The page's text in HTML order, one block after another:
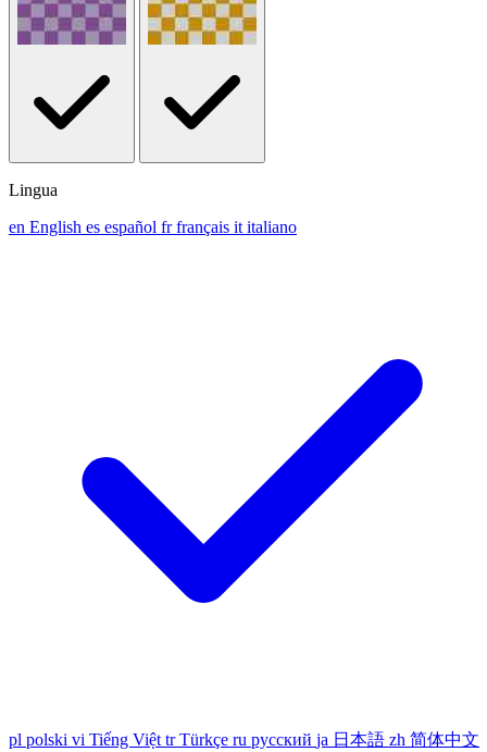
Lingua
en English es español fr français it italiano
pl polski vi Tiếng Việt tr Türkçe ru русский ja 日本語 zh 简体中文